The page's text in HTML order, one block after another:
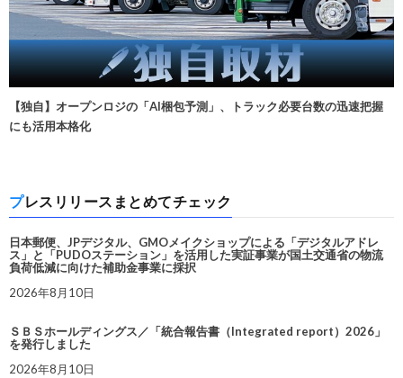
【独自】オープンロジの「AI梱包予測」、トラック必要台数の迅速把握
にも活用本格化
プレスリリースまとめてチェック
日本郵便、JPデジタル、GMOメイクショップによる「デジタルアドレ
ス」と「PUDOステーション」を活用した実証事業が国土交通省の物流
負荷低減に向けた補助金事業に採択
2026年8月10日
ＳＢＳホールディングス／「統合報告書（Integrated report）2026」
を発行しました
2026年8月10日